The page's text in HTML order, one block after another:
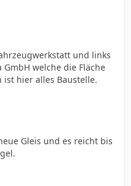
und links
welche die Fläche
hier alles Baustelle.
Gleis und es reicht bis